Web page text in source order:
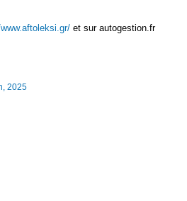
et sur autogestion.fr
2025